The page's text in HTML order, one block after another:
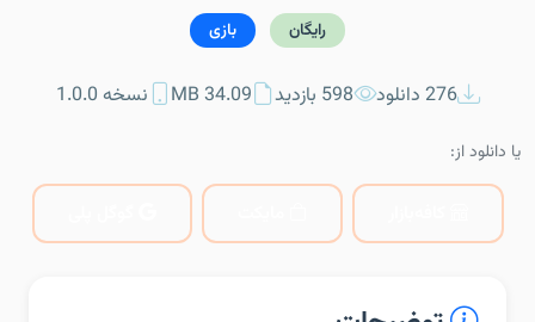
رایگان بازی
276 دانلود 598 بازدید 34.09 MB نسخه 1.0.0
یا دانلود از: